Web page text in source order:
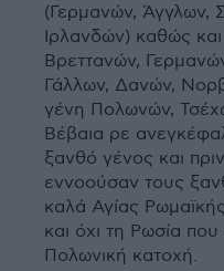
(Γερμανών, Άγγλων,
Ιρλανδών) καθώς
Βρεττανών,
Γάλλων, Δανών,
γένη Πολωνών,
Βέβαια ρε
ξανθό γένος και
εννοούσαν τους
καλά Αγίας
και όχι τη Ρωσία
Πολωνική κατοχή.